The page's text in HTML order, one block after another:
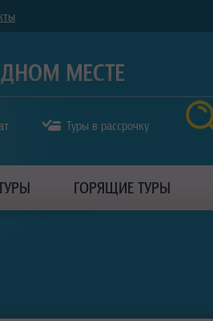
Туры в рассрочку
ГОРЯЩИЕ ТУРЫ